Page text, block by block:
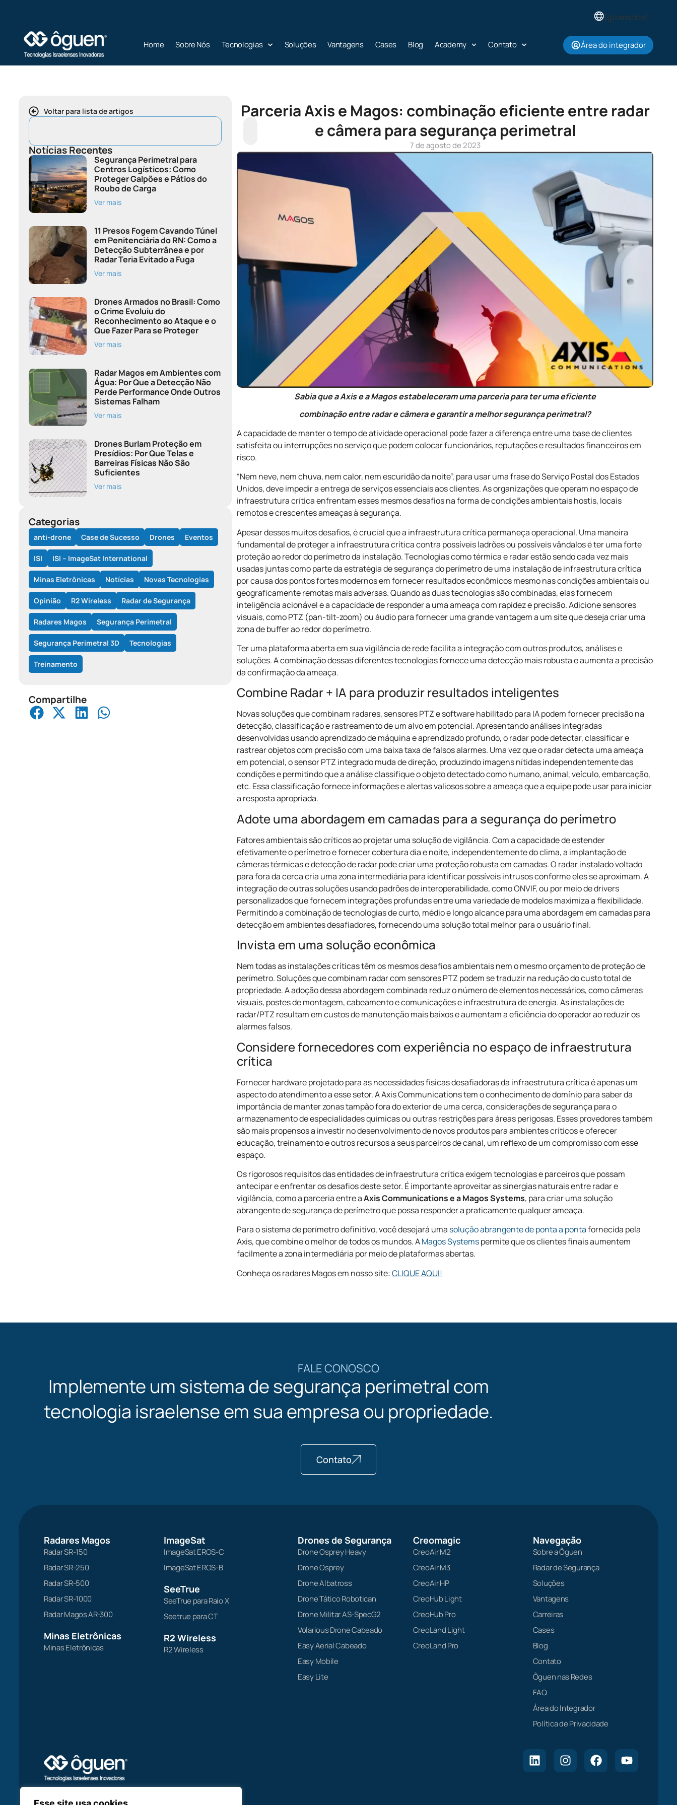
[gtranslate]
Home Sobre Nós Tecnologias Soluções Vantagens Cases Blog Academy Contato Área do integrador
Voltar para lista de artigos
Notícias Recentes
Segurança Perimetral para
Centros Logísticos: Como
Proteger Galpões e Pátios do
Roubo de Carga
Ver mais
11 Presos Fogem Cavando Túnel
em Penitenciária do RN: Como a
Detecção Subterrânea e por
Radar Teria Evitado a Fuga
Ver mais
Drones Armados no Brasil: Como
o Crime Evoluiu do
Reconhecimento ao Ataque e o
Que Fazer Para se Proteger
Ver mais
Radar Magos em Ambientes com
Água: Por Que a Detecção Não
Perde Performance Onde Outros
Sistemas Falham
Ver mais
Drones Burlam Proteção em
Presídios: Por Que Telas e
Barreiras Físicas Não São
Suficientes
Ver mais
Categorias
anti-drone Case de Sucesso Drones Eventos
ISI ISI – ImageSat International
Minas Eletrônicas Notícias Novas Tecnologias
Opinião R2 Wireless Radar de Segurança
Radares Magos Segurança Perimetral
Segurança Perimetral 3D Tecnologias
Treinamento
Compartilhe
Parceria Axis e Magos: combinação eficiente entre radar
e câmera para segurança perimetral
7 de agosto de 2023
Sabia que a Axis e a Magos estabeleceram uma parceria para ter uma eficiente
combinação entre radar e câmera e garantir a melhor segurança perimetral?
A capacidade de manter o tempo de atividade operacional pode fazer a diferença entre uma base de clientes
satisfeita ou interrupções no serviço que podem colocar funcionários, reputações e resultados financeiros em
risco.
“Nem neve, nem chuva, nem calor, nem escuridão da noite”, para usar uma frase do Serviço Postal dos Estados
Unidos, deve impedir a entrega de serviços essenciais aos clientes. As organizações que operam no espaço de
infraestrutura crítica enfrentam esses mesmos desafios na forma de condições ambientais hostis, locais
remotos e crescentes ameaças à segurança.
Apesar desses muitos desafios, é crucial que a infraestrutura crítica permaneça operacional. Uma maneira
fundamental de proteger a infraestrutura crítica contra possíveis ladrões ou possíveis vândalos é ter uma forte
proteção ao redor do perímetro da instalação. Tecnologias como térmica e radar estão sendo cada vez mais
usadas juntas como parte da estratégia de segurança do perímetro de uma instalação de infraestrutura crítica
por causa dos pontos fortes modernos em fornecer resultados econômicos mesmo nas condições ambientais ou
geograficamente remotas mais adversas. Quando as duas tecnologias são combinadas, elas fornecem
inteligência acionável e a capacidade de responder a uma ameaça com rapidez e precisão. Adicione sensores
visuais, como PTZ (pan-tilt-zoom) ou áudio para fornecer uma grande vantagem a um site que deseja criar uma
zona de buffer ao redor do perímetro.
Ter uma plataforma aberta em sua vigilância de rede facilita a integração com outros produtos, análises e
soluções. A combinação dessas diferentes tecnologias fornece uma detecção mais robusta e aumenta a precisão
da confirmação da ameaça.
Combine Radar + IA para produzir resultados inteligentes
Novas soluções que combinam radares, sensores PTZ e software habilitado para IA podem fornecer precisão na
detecção, classificação e rastreamento de um alvo em potencial. Apresentando análises integradas
desenvolvidas usando aprendizado de máquina e aprendizado profundo, o radar pode detectar, classificar e
rastrear objetos com precisão com uma baixa taxa de falsos alarmes. Uma vez que o radar detecta uma ameaça
em potencial, o sensor PTZ integrado muda de direção, produzindo imagens nítidas independentemente das
condições e permitindo que a análise classifique o objeto detectado como humano, animal, veículo, embarcação,
etc. Essa classificação fornece informações e alertas valiosos sobre a ameaça que a equipe pode usar para iniciar
a resposta apropriada.
Adote uma abordagem em camadas para a segurança do perímetro
Fatores ambientais são críticos ao projetar uma solução de vigilância. Com a capacidade de estender
efetivamente o perímetro e fornecer cobertura dia e noite, independentemente do clima, a implantação de
câmeras térmicas e detecção de radar pode criar uma proteção robusta em camadas. O radar instalado voltado
para fora da cerca cria uma zona intermediária para identificar possíveis intrusos conforme eles se aproximam. A
integração de outras soluções usando padrões de interoperabilidade, como ONVIF, ou por meio de drivers
personalizados que fornecem integrações profundas entre uma variedade de modelos maximiza a flexibilidade.
Permitindo a combinação de tecnologias de curto, médio e longo alcance para uma abordagem em camadas para
detecção em ambientes desafiadores, fornecendo uma solução total melhor para o usuário final.
Invista em uma solução econômica
Nem todas as instalações críticas têm os mesmos desafios ambientais nem o mesmo orçamento de proteção de
perímetro. Soluções que combinam radar com sensores PTZ podem se traduzir na redução do custo total de
propriedade. A adoção dessa abordagem combinada reduz o número de elementos necessários, como câmeras
visuais, postes de montagem, cabeamento e comunicações e infraestrutura de energia. As instalações de
radar/PTZ resultam em custos de manutenção mais baixos e aumentam a eficiência do operador ao reduzir os
alarmes falsos.
Considere fornecedores com experiência no espaço de infraestrutura
crítica
Fornecer hardware projetado para as necessidades físicas desafiadoras da infraestrutura crítica é apenas um
aspecto do atendimento a esse setor. A Axis Communications tem o conhecimento de domínio para saber da
importância de manter zonas tampão fora do exterior de uma cerca, considerações de segurança para o
armazenamento de especialidades químicas ou outras restrições para áreas perigosas. Esses provedores também
são mais propensos a investir no desenvolvimento de novos produtos para ambientes críticos e oferecer
educação, treinamento e outros recursos a seus parceiros de canal, um reflexo de um compromisso com esse
espaço.
Os rigorosos requisitos das entidades de infraestrutura crítica exigem tecnologias e parceiros que possam
antecipar e enfrentar os desafios deste setor. É importante aproveitar as sinergias naturais entre radar e
vigilância, como a parceria entre aAxis Communications e a Magos Systems, para criar uma solução
abrangente de segurança de perímetro que possa responder a praticamente qualquer ameaça.
Para o sistema de perímetro definitivo, você desejará uma solução abrangente de ponta a pontafornecida pela
Axis, que combine o melhor de todos os mundos. AMagos Systemspermite que os clientes finais aumentem
facilmente a zona intermediária por meio de plataformas abertas.
Conheça os radares Magos em nosso site:CLIQUE AQUI!
FALE CONOSCO
Implemente um sistema de segurança perimetral com
tecnologia israelense em sua empresa ou propriedade.
Contato
Radares Magos
Radar SR-150
Radar SR-250
Radar SR-500
Radar SR-1000
Radar Magos AR-300
Minas Eletrônicas
Minas Eletrônicas
ImageSat
ImageSat EROS-C
ImageSat EROS-B
SeeTrue
SeeTrue para Raio X
Seetrue para CT
R2 Wireless
R2 Wireless
Drones de Segurança
Drone Osprey Heavy
Drone Osprey
Drone Albatross
Drone Tático Robotican
Drone Militar AS-SpecG2
Volarious Drone Cabeado
Easy Aerial Cabeado
Easy Mobile
Easy Lite
Creomagic
CreoAir M2
CreoAir M3
CreoAir HP
CreoHub Light
CreoHub Pro
CreoLand Light
CreoLand Pro
Navegação
Sobre a Ôguen
Radar de Segurança
Soluções
Vantagens
Carreiras
Cases
Blog
Contato
Ôguen nas Redes
FAQ
Área do Integrador
Política de Privacidade